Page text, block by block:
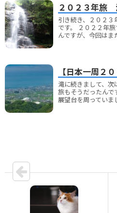
２０２３年旅
引き続き、２０２
です。 ２０２２年
んですが、今回はま
【日本一周２
滝に続きまして、次
旅もそうだったんで
展望台を周っていま